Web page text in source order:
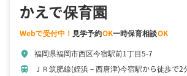
かえで保育園
Webで受付中！ 見学予約OK一時保育相談OK
location_on 福岡県福岡市西区今宿駅前1丁目5-7
train ＪＲ筑肥線(姪浜－西唐津)今宿駅から徒歩で2